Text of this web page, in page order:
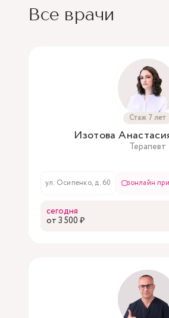
Все врачи
Стаж 7 лет
Изотова
Терапевт
ул. Осипенко, д. 60 онлайн
сегодня
oт 3 500 ₽